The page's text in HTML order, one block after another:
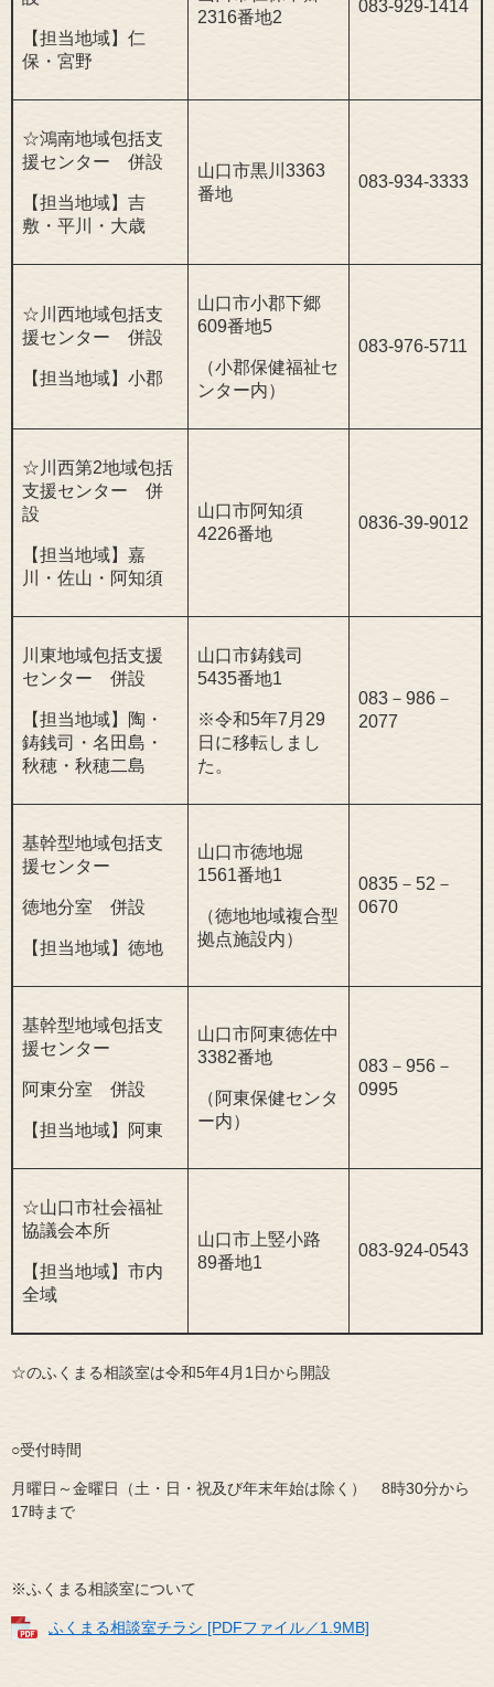
【担当地域】仁
保・宮野
2316番地2
083-929-1414
☆鴻南地域包括支
援センター 併設
【担当地域】吉
敷・平川・大歳
山口市黒川3363
番地
083-934-3333
☆川西地域包括支
援センター 併設
【担当地域】小郡
山口市小郡下郷
609番地5
（小郡保健福祉セ
ンター内）
083-976-5711
☆川西第2地域包括
支援センター 併
設
【担当地域】嘉
川・佐山・阿知須
山口市阿知須
4226番地
0836-39-9012
川東地域包括支援
センター 併設
【担当地域】陶・
鋳銭司・名田島・
秋穂・秋穂二島
山口市鋳銭司
5435番地1
※令和5年7月29
日に移転しまし
た。
083－986－
2077
基幹型地域包括支
援センター
徳地分室 併設
【担当地域】徳地
山口市徳地堀
1561番地1
（徳地地域複合型
拠点施設内）
0835－52－
0670
基幹型地域包括支
援センター
阿東分室 併設
【担当地域】阿東
山口市阿東徳佐中
3382番地
（阿東保健センタ
ー内）
083－956－
0995
☆山口市社会福祉
協議会本所
【担当地域】市内
全域
山口市上竪小路
89番地1
083-924-0543
☆のふくまる相談室は令和5年4月1日から開設
○受付時間
月曜日～金曜日（土・日・祝及び年末年始は除く） 8時30分から
17時まで
※ふくまる相談室について
ふくまる相談室チラシ [PDFファイル／1.9MB]